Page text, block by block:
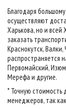
Благодаря
осуществляют
Харькова, но и всей
заказать
Краснокутск, Валки,
распространяется
Первомайский,
Мерефа и другие.
* Точную стоимость
менеджеров, так